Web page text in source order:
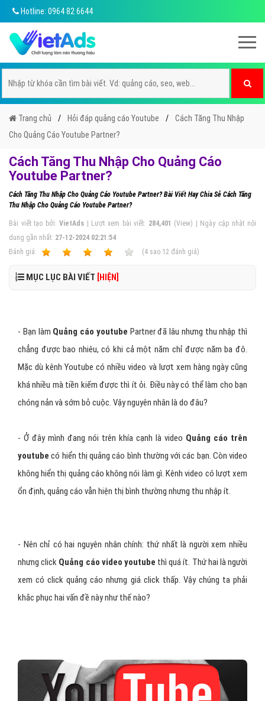
Hotline: 0964 82 6644
Trang chủ Hỏi đáp quảng cáo Youtube
Cách Tăng Thu Nhập
Cho Quảng Cáo Youtube Partner?
Cách Tăng Thu Nhập Cho Quảng Cáo
Youtube Partner?
Cách Tăng Thu Nhập Cho Quảng Cáo Youtube Partner? Bài Viết Hay Chia Sẻ Cách Tăng
Thu Nhập Cho Quảng Cáo Youtube Partner?
Bài viết tạo bởi:VietAds | Lượt xem bài viết: 284,401 (View) | Ngày cập nhật nội
dung gần nhất: 27-12-2024 02:21:54
Ðánh giá:
(4 sao 12 đánh giá)
MỤC LỤC BÀI VIẾT [HIỆN]
- Bạn làm Quảng cáo youtube Partner đã lâu nhưng thu nhập thì
chẳng được bao nhiêu, có khi cả một năm chỉ được năm ba đô.
Mặc dù kênh Youtube có nhiều video và lượt xem hàng ngày cũng
khá nhiều mà tiền kiếm được thì ít ỏi. Điều này có thể làm cho bạn
chóng nản và sớm bỏ cuộc. Vậy nguyên nhân là do đâu?
- Ở đây mình đang nói trên khía cạnh là video Quảng cáo trên
youtubecó hiển thị quảng cáo bình thường với các bạn. Còn video
không hiển thị quảng cáo không nói làm gì. Kênh video có lượt xem
ổn định, quảng cáo vẫn hiện thị bình thường nhưng thu nhập ít.
- Nên chỉ có hai nguyên nhân chính: thứ nhất là người xem nhiều
nhưng click Quảng cáo video youtube thì quá ít. Thứ hai là người
xem có click quảng cáo nhưng giá click thấp. Vậy chúng ta phải
khắc phục hai vấn đề này như thế nào?